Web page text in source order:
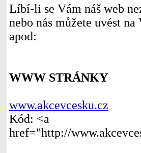
Líbí-li se Vám náš web
nebo nás můžete uvést
apod:
WWW STRÁNKY
www.akcevcesku.cz
Kód: <a
href="http://